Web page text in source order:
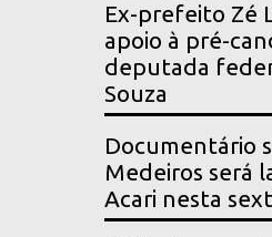
Ex-prefeito Zé
apoio à pré-
deputada
Souza
Documentário
Medeiros será
Acari nesta